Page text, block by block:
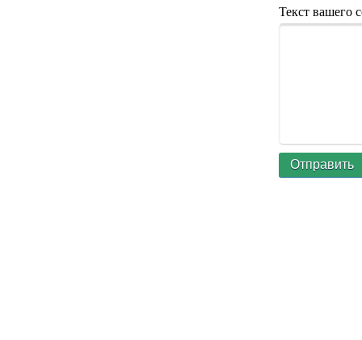
Текст вашего
Отправить